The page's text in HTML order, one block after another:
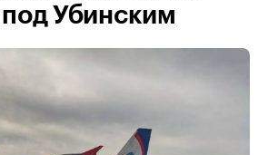
Убинским